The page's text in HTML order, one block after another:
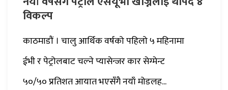
विकल्प
काठमाडौं । चालु आर्थिक वर्षको पहिलो ५ महिनामा
ईभी र पेट्रोलबाट चल्ने प्यासेन्जर कार सेग्मेन्ट
५०/५० प्रतिशत आयात भएसँगै नयाँ मोडलह...